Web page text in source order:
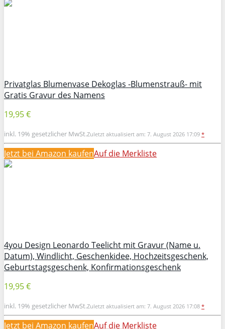
Privatglas Blumenvase Dekoglas -Blumenstrauß- mit
Gratis Gravur des Namens
19,95 €
inkl. 19% gesetzlicher MwSt.Zuletzt aktualisiert am: 7. August 2026 17:09 *
Jetzt bei Amazon kaufenAuf die Merkliste
4you Design Leonardo Teelicht mit Gravur (Name u.
Datum), Windlicht, Geschenkidee, Hochzeitsgeschenk,
Geburtstagsgeschenk, Konfirmationsgeschenk
19,95 €
inkl. 19% gesetzlicher MwSt.Zuletzt aktualisiert am: 7. August 2026 17:08 *
Jetzt bei Amazon kaufenAuf die Merkliste